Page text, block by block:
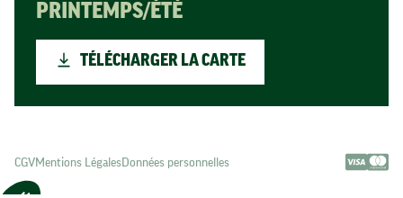
PRINTEMPS/ÉTÉ
TÉLÉCHARGER LA CARTE
CGVMentions LégalesDonnées personnelles